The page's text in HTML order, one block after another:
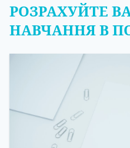
РОЗРАХУЙТЕ
НАВЧАННЯ В